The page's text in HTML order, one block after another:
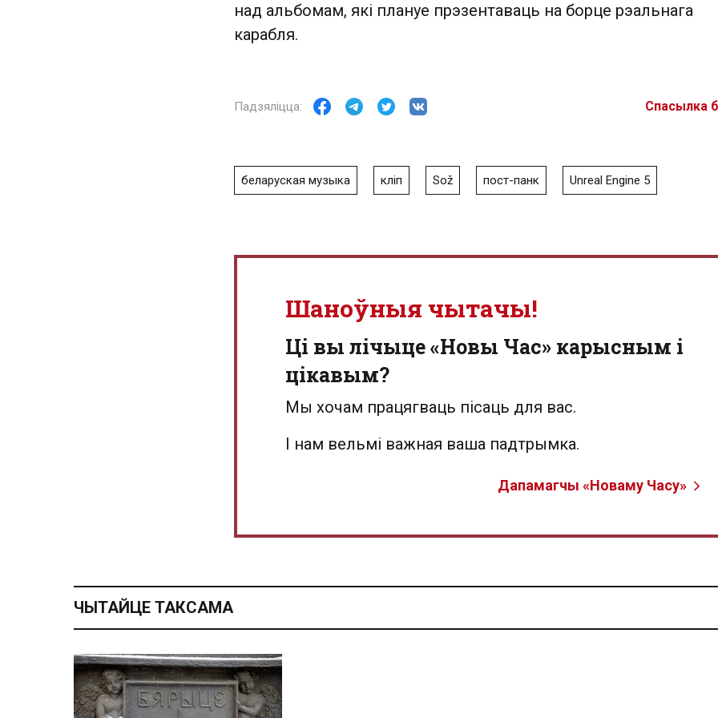
над альбомам, які плануе прэзентаваць на борце рэальнага
карабля.
Спасылка
беларуская музыка кліп Sož пост-панк Unreal Engine 5
Шаноўныя чытачы!
Ці вы лічыце «Новы Час» карысным і
цікавым?
Мы хочам працягваць пісаць для вас.
І нам вельмі важная ваша падтрымка.
Дапамагчы «Новаму Часу»
ЧЫТАЙЦЕ ТАКСАМА